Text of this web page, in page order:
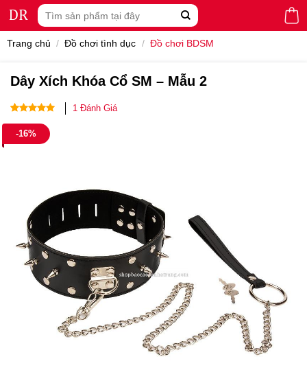
Tìm
kiếm:
Trang chủ / Đồ chơi tình dục / Đồ chơi BDSM
Dây Xích Khóa Cổ SM – Mẫu 2
5.00trên 5
dựa trên
1
đánh giá
1 Đánh Giá
-16%